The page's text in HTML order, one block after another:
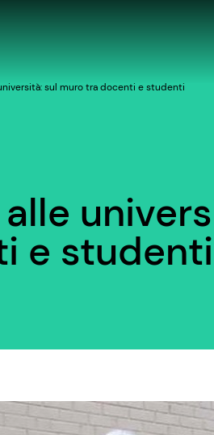
sul muro tra docenti e studenti
e studenti